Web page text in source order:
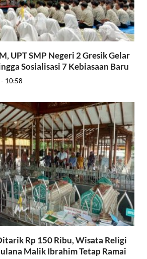
UPT SMP Negeri 2 Gresik Gelar
Sosialisasi 7 Kebiasaan Baru
- 10:58
Rp 150 Ribu, Wisata Religi
Malik Ibrahim Tetap Ramai